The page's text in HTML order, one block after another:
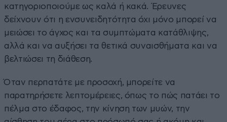
κατηγοριοποιούμε ως καλά ή κακά. Έρευνες
δείχνουν ότι η ενσυνειδητότητα όχι μόνο μπορεί να
μειώσει το άγχος και τα συμπτώματα κατάθλιψης,
αλλά και να αυξήσει τα θετικά συναισθήματα και να
βελτιώσει τη διάθεση.
Όταν περπατάτε με προσοχή, μπορείτε να
παρατηρήσετε λεπτομέρειες, όπως το πώς πατάει το
πέλμα στο έδαφος, την κίνηση των μυών, την